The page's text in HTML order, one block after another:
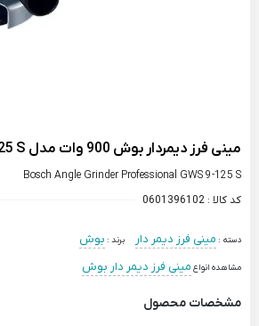
مینی فرز دیمردار بوش 900 وات مدل GWS 9-125 S
Bosch Angle Grinder Professional GWS 9-125 S
کد کالا :0601396102
دسته : مینی فرز دیمر دار برند : بوش
مشاهده انواع مینی فرز دیمر دار بوش
مشخصات محصول